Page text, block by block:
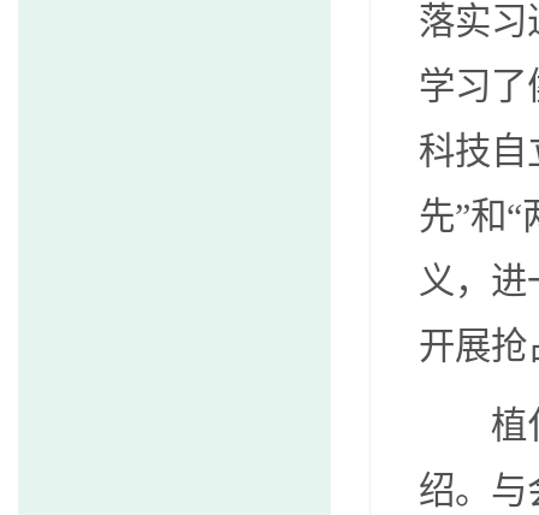
落实习
学习了
科技自
先”和
义，进
开展抢
植
绍。与